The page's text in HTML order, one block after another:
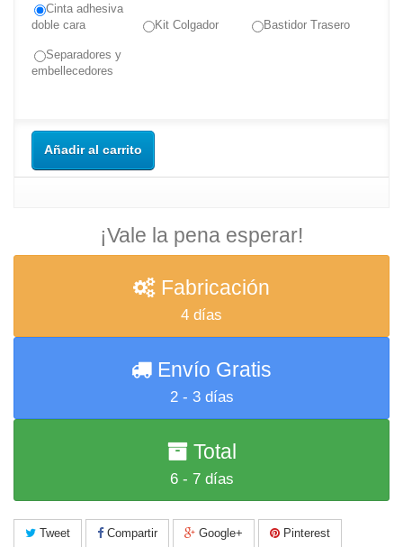
Cinta adhesiva
doble cara
Kit Colgador Bastidor Trasero
Separadores y
embellecedores
Añadir al carrito
¡Vale la pena esperar!
Fabricación
4 días
Envío Gratis
2 - 3 días
Total
6 - 7 días
Tweet Compartir Google+ Pinterest